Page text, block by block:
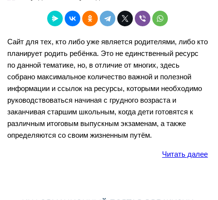
Сайт для тех, кто либо уже является родителями, либо кто
планирует родить ребёнка. Это не единственный ресурс
по данной тематике, но, в отличие от многих, здесь
собрано максимальное количество важной и полезной
информации и ссылок на ресурсы, которыми необходимо
руководствоваться начиная с грудного возраста и
заканчивая старшим школьным, когда дети готовятся к
различным итоговым выпускным экзаменам, а также
определяются со своим жизненным путём.
Читать далее